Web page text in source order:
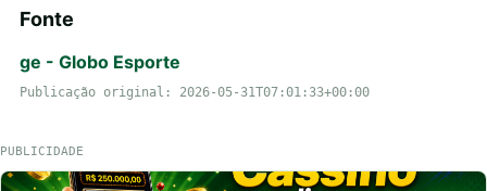
Fonte
ge - Globo Esporte
Publicação original: 2026-05-31T07:01:33+00:00
PUBLICIDADE